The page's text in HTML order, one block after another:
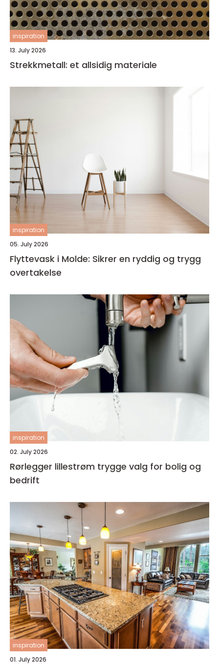
inspiration
13. July 2026
Strekkmetall: et allsidig materiale
inspiration
05. July 2026
Flyttevask i Molde: Sikrer en ryddig og trygg
overtakelse
inspiration
02. July 2026
Rørlegger lillestrøm trygge valg for bolig og
bedrift
inspiration
01. July 2026